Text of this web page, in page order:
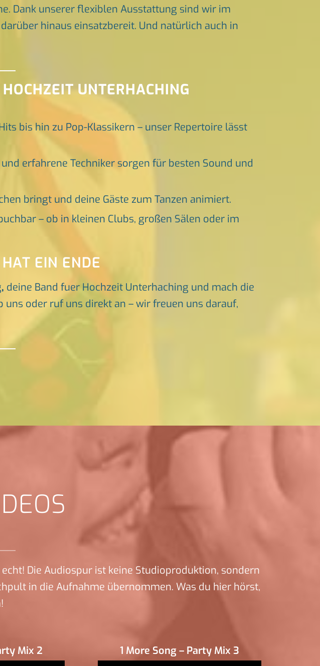
Dank unserer flexiblen Ausstattung sind wir im
hinaus einsatzbereit. Und natürlich auch in
UNTERHACHING
bis hin zu Pop-Klassikern – unser Repertoire lässt
erfahrene Techniker sorgen für besten Sound und
bringt und deine Gäste zum Tanzen animiert.
– ob in kleinen Clubs, großen Sälen oder im
EIN ENDE
, deine Band fuer Hochzeit Unterhaching und mach die
oder ruf uns direkt an – wir freuen uns darauf,
Die Audiospur ist keine Studioproduktion, sondern
in die Aufnahme übernommen. Was du hier hörst,
Mix 2 1 More Song – Party Mix 3